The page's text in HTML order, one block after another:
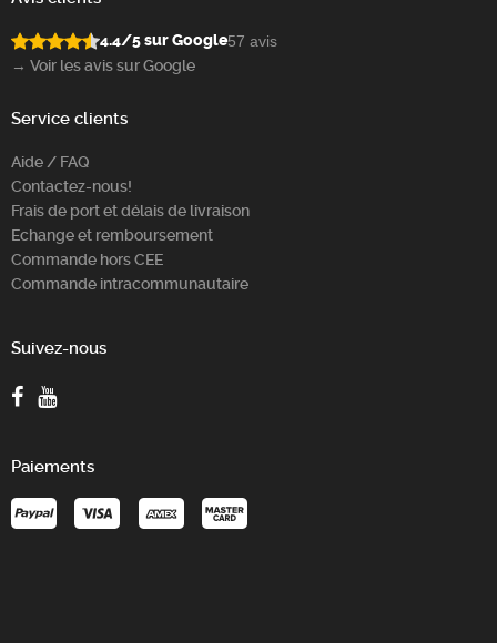
4.4/5 sur Google57 avis
→ Voir les avis sur Google
Service clients
Aide / FAQ
Contactez-nous!
Frais de port et délais de livraison
Echange et remboursement
Commande hors CEE
Commande intracommunautaire
Suivez-nous
Paiements